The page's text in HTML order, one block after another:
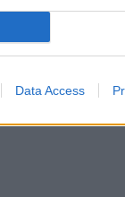
Data Access